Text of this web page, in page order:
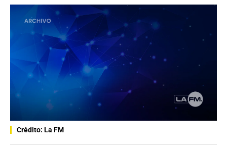
Crédito: La FM